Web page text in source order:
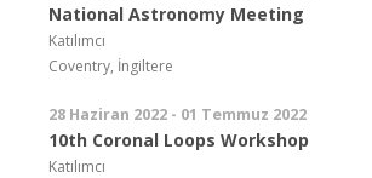
National Astronomy Meeting
Katılımcı
Coventry, İngiltere
28 Haziran 2022 - 01 Temmuz 2022
10th Coronal Loops Workshop
Katılımcı